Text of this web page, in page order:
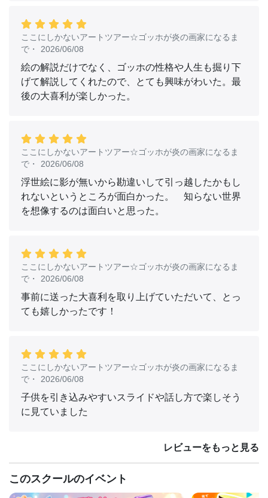
ここにしかないアートツアー☆ゴッホが炎の画家になるま
で ・ 2026/06/08
絵の解説だけでなく、ゴッホの性格や人生も掘り下
げて解説してくれたので、とても興味がわいた。最
後の大喜利が楽しかった。
ここにしかないアートツアー☆ゴッホが炎の画家になるま
で ・ 2026/06/08
浮世絵に影が無いから勘違いして引っ越したかもし
れないというところが面白かった。 知らない世界
を想像するのは面白いと思った。
ここにしかないアートツアー☆ゴッホが炎の画家になるま
で ・ 2026/06/08
事前に送った大喜利を取り上げていただいて、とっ
ても嬉しかったです！
ここにしかないアートツアー☆ゴッホが炎の画家になるま
で ・ 2026/06/08
子供を引き込みやすいスライドや話し方で楽しそう
に見ていました
レビューをもっと見る
このスクールのイベント